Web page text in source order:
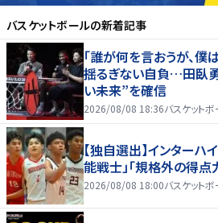
バスケットボールの新着記事
「誰が何を言おうが、
揺るぎない自負…田臥
い未来”を確信
2026/08/08 18:36バスケットボ
【独自選出】インターハ
能戦士」「規格外の得点
2026/08/08 18:00バスケットボ